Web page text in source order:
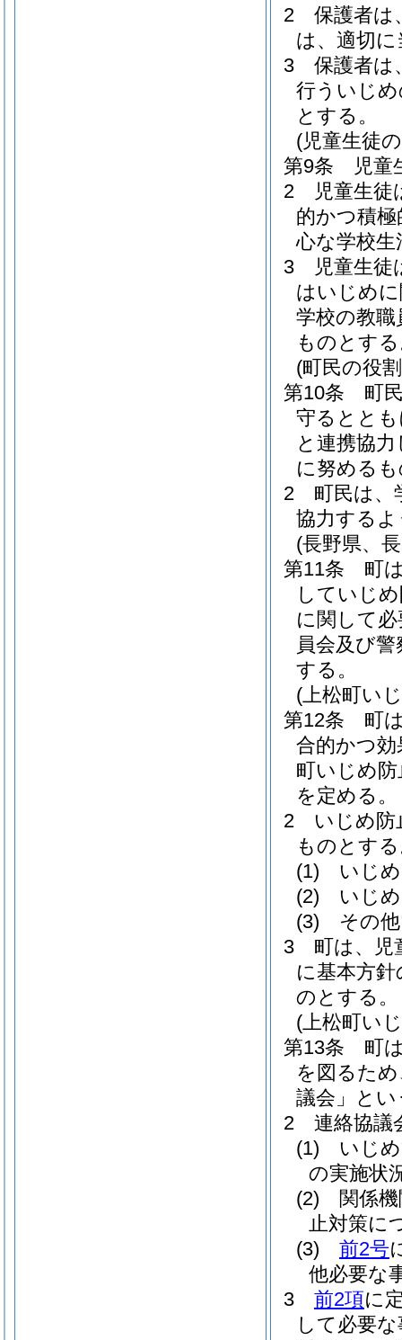
2
保護者は
は、適切
3
保護者は
行ういじ
とする。
(児童生徒
第9条
児童
2
児童生
的かつ積
心な学校
3
児童生
はいじめ
学校の教
ものとす
(町民の役
第10条
町
守るとと
と連携協
に努める
2
町民は、
協力する
(長野県、
第11条
町
していじ
に関して
員会及び
する。
(上松町い
第12条
町
合的かつ
町いじめ
を定める。
2
いじめ防
ものとす
(1)
いじ
(2)
いじ
(3)
その
3
町は、児
に基本方
のとする。
(上松町い
第13条
町
を図るた
議会」とい
2
連絡協議
(1)
いじ
の実施状
(2)
関係
止対策に
(3)
前2号
他必要な
3
前2項に
して必要